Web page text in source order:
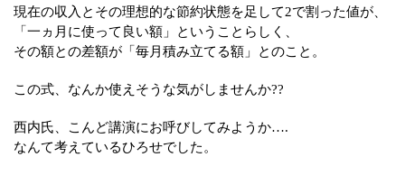
現在の収入とその理想的な節約状態を足して2で割った値が、
「一ヵ月に使って良い額」ということらしく、
その額との差額が「毎月積み立てる額」とのこと。
この式、なんか使えそうな気がしませんか??
西内氏、こんど講演にお呼びしてみようか….
なんて考えているひろせでした。